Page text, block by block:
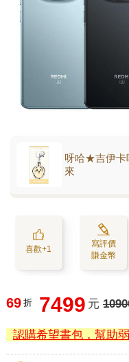
呀哈★吉伊卡
來
喜歡+1
寫評價
賺金幣
69 折 7499 元
認購希望書包，幫助